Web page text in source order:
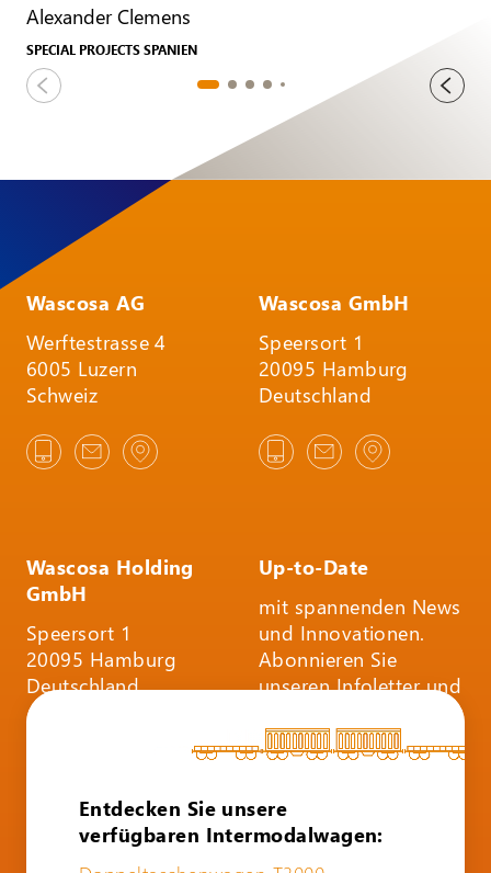
Alexander Clemens
SPECIAL PROJECTS SPANIEN
Wascosa AG
Werftestrasse 4
6005 Luzern
Schweiz
Wascosa GmbH
Speersort 1
20095 Hamburg
Deutschland
Wascosa Holding
GmbH
Speersort 1
20095 Hamburg
Deutschland
Up-to-Date
mit spannenden News
und Innovationen.
Abonnieren Sie
unseren Infoletter und
Social Media.
ABONNIEREN
Entdecken Sie unsere
verfügbaren Intermodalwagen: